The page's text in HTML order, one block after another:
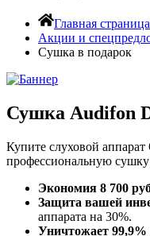
Главная страница
Акции и
Сушка в подарок
Сушка Audifon
Купите слуховой
профессиональную
Экономия 8 700
Защита вашей
аппарата на 30%.
Уничтожает 99,9%